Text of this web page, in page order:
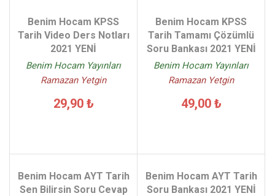
Benim Hocam KPSS
Tarih Video Ders Notları
2021 YENİ
Benim Hocam Yayınları
Ramazan Yetgin
29,90 ₺
Benim Hocam KPSS
Tarih Tamamı Çözümlü
Soru Bankası 2021 YENİ
Benim Hocam Yayınları
Ramazan Yetgin
49,00 ₺
Benim Hocam AYT Tarih
Sen Bilirsin Soru Cevap
Benim Hocam AYT Tarih
Soru Bankası 2021 YENİ